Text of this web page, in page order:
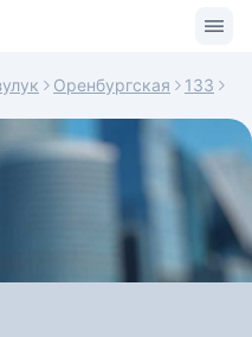
Оренбургская 133